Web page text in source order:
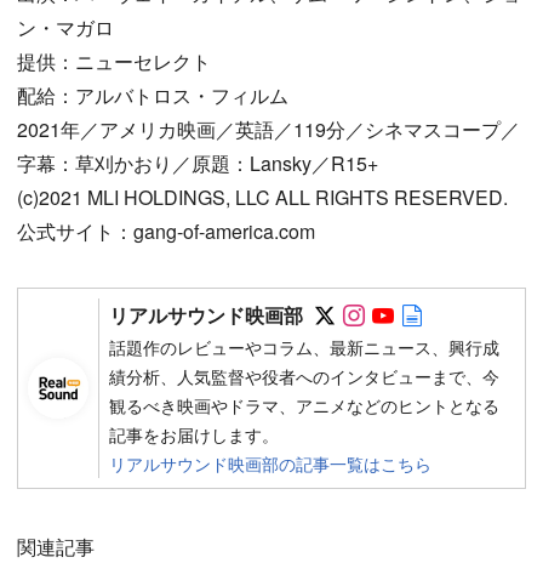
ン・マガロ
提供：ニューセレクト
配給：アルバトロス・フィルム
2021年／アメリカ映画／英語／119分／シネマスコープ／
字幕：草刈かおり／原題：Lansky／R15+
(c)2021 MLI HOLDINGS, LLC ALL RIGHTS RESERVED.
公式サイト：gang-of-america.com
リアルサウンド映画部 Follow on SNS
Follow on SNS
Follow on
話題作のレビューやコラム、最新ニュース、興行成
績分析、人気監督や役者へのインタビューまで、今
観るべき映画やドラマ、アニメなどのヒントとなる
記事をお届けします。
リアルサウンド映画部の記事一覧はこちら
関連記事